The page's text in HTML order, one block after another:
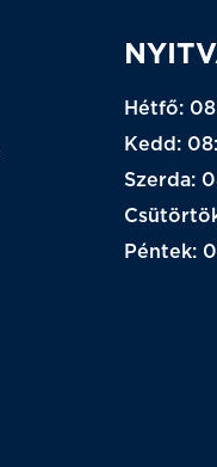
Hétfő:
Kedd:
Szerda:
Péntek: